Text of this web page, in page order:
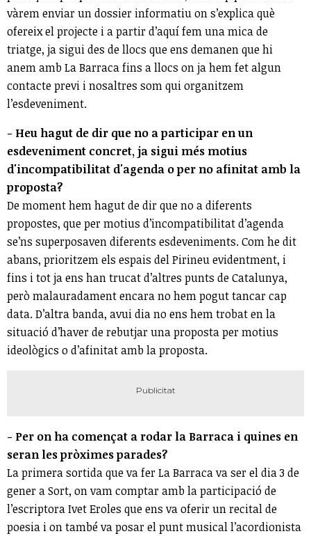
vàrem enviar un dossier informatiu on s’explica què
ofereix el projecte i a partir d’aquí fem una mica de
triatge, ja sigui des de llocs que ens demanen que hi
anem amb La Barraca fins a llocs on ja hem fet algun
contacte previ i nosaltres som qui organitzem
l’esdeveniment.
- Heu hagut de dir que no a participar en un
esdeveniment concret, ja sigui més motius
d'incompatibilitat d'agenda o per no afinitat amb la
proposta?
De moment hem hagut de dir que no a diferents
propostes, que per motius d’incompatibilitat d’agenda
se’ns superposaven diferents esdeveniments. Com he dit
abans, prioritzem els espais del Pirineu evidentment, i
fins i tot ja ens han trucat d’altres punts de Catalunya,
però malauradament encara no hem pogut tancar cap
data. D’altra banda, avui dia no ens hem trobat en la
situació d’haver de rebutjar una proposta per motius
ideològics o d’afinitat amb la proposta.
- Per on ha començat a rodar la Barraca i quines en
seran les pròximes parades?
La primera sortida que va fer La Barraca va ser el dia 3 de
gener a Sort, on vam comptar amb la participació de
l’escriptora Ivet Eroles que ens va oferir un recital de
poesia i on també va posar el punt musical l’acordionista